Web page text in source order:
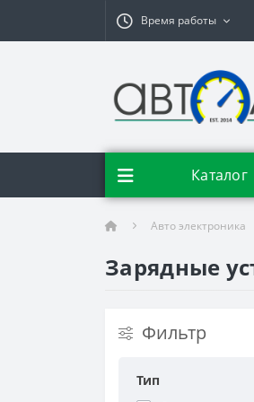
Время работы
Каталог
Авто электроника
Зарядные
Фильтр
Тип